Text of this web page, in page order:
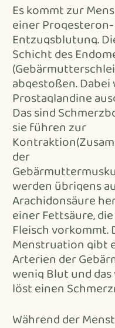
Es kommt zur
einer Progesteron-
Entzugsblutung.
Schicht des
abgestoßen. Dabei
Prostaglandine
Das sind
sie führen zur
der
werden übrigens
Arachidonsäure
einer Fettsäure,
Fleisch vorkommt.
Menstruation gibt
Arterien der
wenig Blut und
löst einen
Während der